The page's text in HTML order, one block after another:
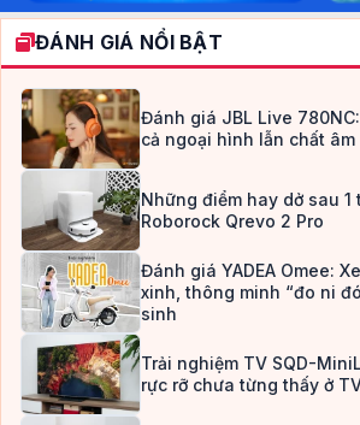
ĐÁNH GIÁ NỔI BẬT
Đánh giá JBL Live
cả ngoại hình lẫn chất âm
Những điểm hay dở sau
Roborock Qrevo 2 Pro
Đánh giá YADEA Omee:
xinh, thông minh “đo ni
sinh
Trải nghiệm TV SQD-
rực rỡ chưa từng thấy ở